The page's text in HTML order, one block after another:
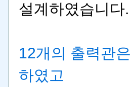
설계하였습니다.
12개의 출력관
하였고